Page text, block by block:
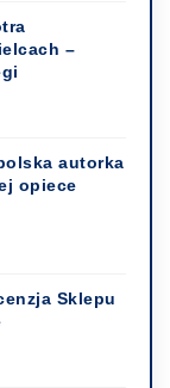
–
autorka
opiece
Sklepu